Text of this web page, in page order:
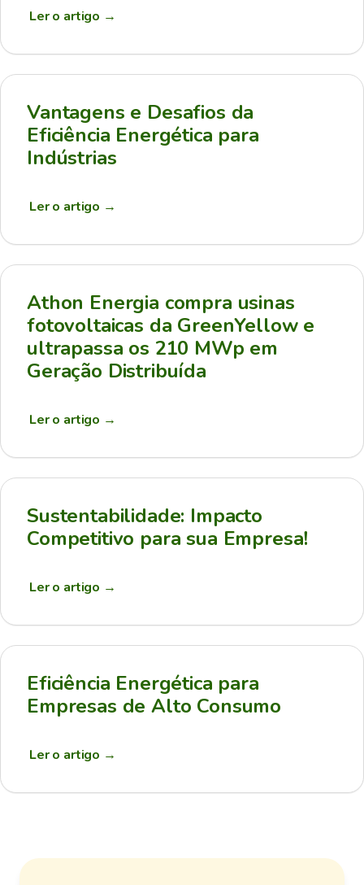
Ler o artigo →
Vantagens e Desafios da
Eficiência Energética para
Indústrias
Ler o artigo →
Athon Energia compra usinas
fotovoltaicas da GreenYellow e
ultrapassa os 210 MWp em
Geração Distribuída
Ler o artigo →
Sustentabilidade: Impacto
Competitivo para sua Empresa!
Ler o artigo →
Eficiência Energética para
Empresas de Alto Consumo
Ler o artigo →